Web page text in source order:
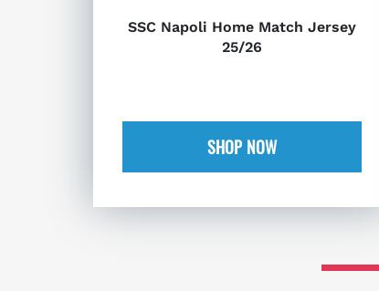
SSC Napoli Home Match Jersey
25/26
SHOP NOW